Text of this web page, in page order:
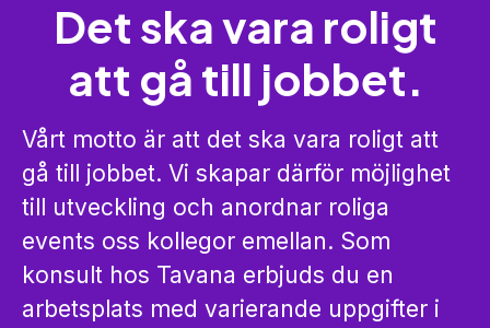
Det ska vara roligt
att gå till jobbet.
Vårt motto är att det ska vara roligt att
gå till jobbet. Vi skapar därför möjlighet
till utveckling och anordnar roliga
events oss kollegor emellan. Som
konsult hos Tavana erbjuds du en
arbetsplats med varierande uppgifter i